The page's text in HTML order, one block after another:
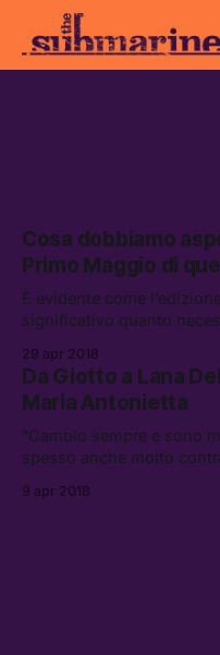
Cosa dobbiamo
Primo Maggio di
È evidente come
significativo quanto
29 apr 2018
Da Giotto a Lana
Maria Antonietta
“Cambio sempre e sono
spesso anche molto
9 apr 2018